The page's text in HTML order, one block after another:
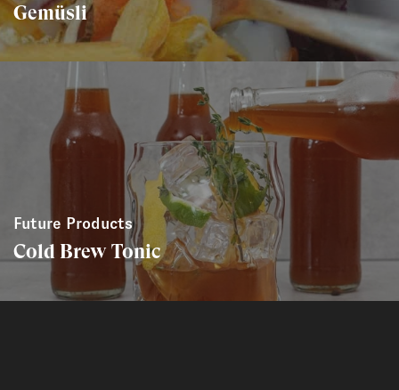
Gemüsli
Future Products
Cold Brew Tonic